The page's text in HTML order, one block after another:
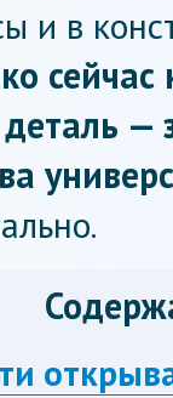
и в
сейчас